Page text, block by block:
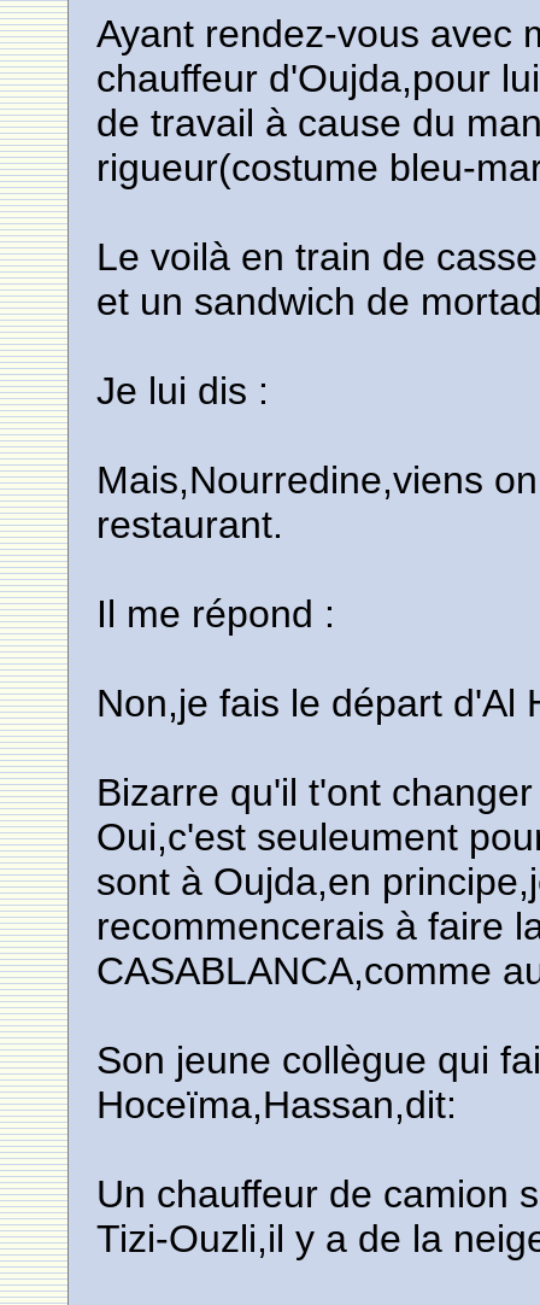
Ayant rendez-vous avec
chauffeur d'Oujda,pour
de travail à cause du
rigueur(costume bleu-
Le voilà en train de
et un sandwich de
Je lui dis :
Mais,Nourredine,viens
restaurant.
Il me répond :
Non,je fais le départ d'Al
Bizarre qu'il t'ont
Oui,c'est seuleument
sont à Oujda,en
recommencerais à faire
CASABLANCA,comme
Son jeune collègue qui
Hoceïma,Hassan,dit:
Un chauffeur de camion
Tizi-Ouzli,il y a de la